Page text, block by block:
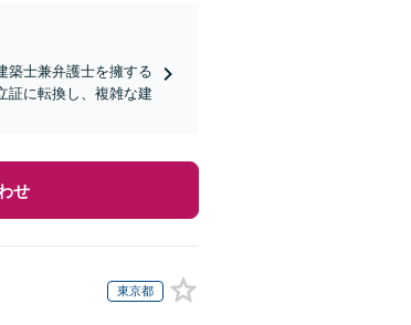
築士兼弁護士を擁する
証に転換し、複雑な建
せ
東京都